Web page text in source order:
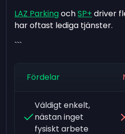
LAZ ParkingochSP+ driver
har oftast lediga tjänster.
```
Fördelar
Väldigt enkelt,
nästan inget
fysiskt arbete